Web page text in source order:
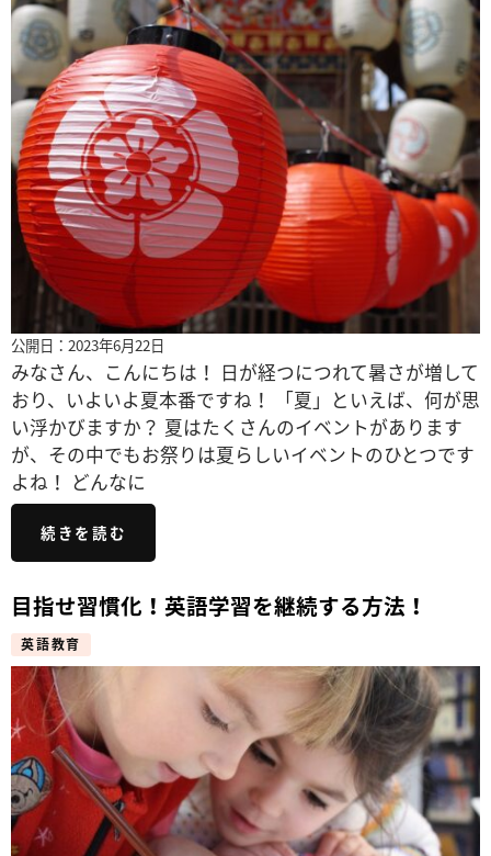
公開日：2023年6月22日
みなさん、こんにちは！ 日が経つにつれて暑さが増して
おり、いよいよ夏本番ですね！ 「夏」といえば、何が思
い浮かびますか？ 夏はたくさんのイベントがあります
が、その中でもお祭りは夏らしいイベントのひとつです
よね！ どんなに
続きを読む
目指せ習慣化！英語学習を継続する方法！
英語教育